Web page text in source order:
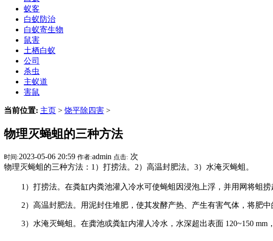
蚁客
白蚁防治
白蚁寄生物
鼠害
土栖白蚁
公司
杀虫
主蚁道
害鼠
当前位置: 主页 > 饶平除四害 >
物理灭蝇蛆的三种方法
时间:2023-05-06 20:59 作者:admin 点击: 次
物理灭蝇蛆的三种方法：1）打捞法。2）高温封肥法。3）水淹灭蝇蛆。
1）打捞法。在粪缸内粪池灌入冷水可使蝇蛆因浸泡上浮，并用网将蛆捞
2）高温封肥法。用泥封住堆肥，使其发酵产热、产生有害气体，将肥中
3）水淹灭蝇蛆。在龚池或粪缸内灌人冷水，水深超出表面 120~150 mm